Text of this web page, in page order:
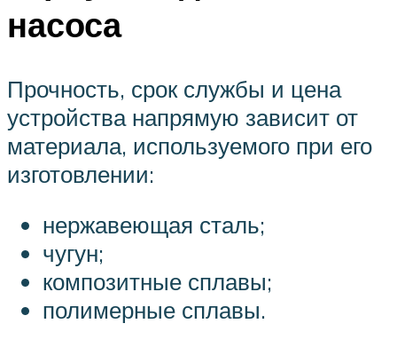
насоса
Прочность, срок службы и цена
устройства напрямую зависит от
материала, используемого при его
изготовлении:
нержавеющая сталь;
чугун;
композитные сплавы;
полимерные сплавы.